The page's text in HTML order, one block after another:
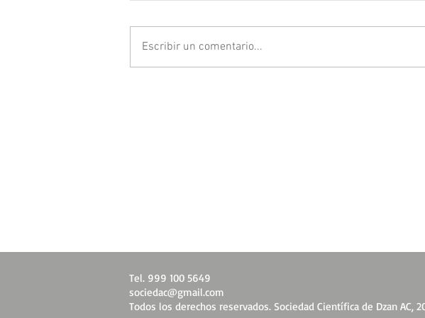
Escribir un comentario...
Tel. 999 100 5649
sociedac@gmail.com
Todos los derechos reservados. Sociedad Científica de Dzan AC,